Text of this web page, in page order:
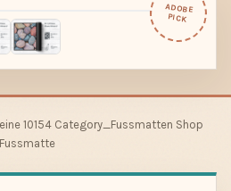
ADOBE
PICK
10154 Category_Fussmatten Shop